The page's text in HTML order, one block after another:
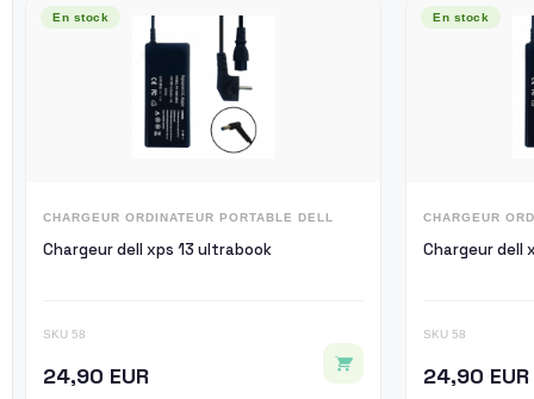
En stock
CHARGEUR ORDINATEUR PORTABLE DELL
Chargeur dell xps 13 ultrabook
SKU 58
24,90 EUR
En stock
CHARGEUR
Chargeur dell
SKU 58
24,90 EUR